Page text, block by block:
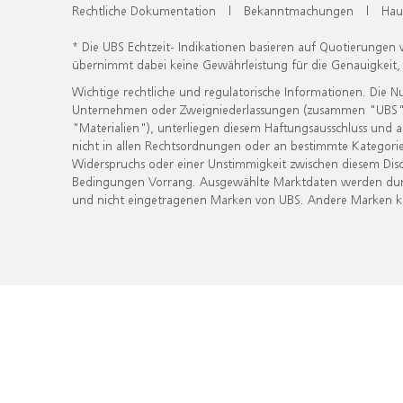
Rechtliche Dokumentation | Bekanntmachungen |
* Die UBS Echtzeit- Indikationen basieren auf
übernimmt dabei keine Gewährleistung für die
Wichtige rechtliche und regulatorische Informationen. Die
Unternehmen oder Zweigniederlassungen (zusammen
"Materialien"), unterliegen diesem Haftungsausschluss
nicht in allen Rechtsordnungen oder an bestimmte
Widerspruchs oder einer Unstimmigkeit zwischen diesem
Bedingungen Vorrang. Ausgewählte Marktdaten werden
und nicht eingetragenen Marken von UBS. Andere Marken